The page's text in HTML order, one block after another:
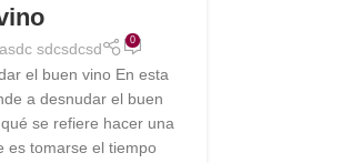
sdcsdcsd 0
el buen vino En esta
a desnudar el buen
se refiere hacer una
es tomarse el tiempo